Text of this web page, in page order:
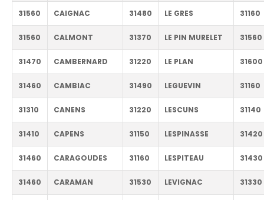
31560 CAIGNAC 31480 LE GRES 31160
31560 CALMONT 31370 LE PIN MURELET 31560
31470 CAMBERNARD 31220 LE PLAN 31600
31460 CAMBIAC 31490 LEGUEVIN 31160
31310 CANENS 31220 LESCUNS 31140
31410 CAPENS 31150 LESPINASSE 31420
31460 CARAGOUDES 31160 LESPITEAU 31430
31460 CARAMAN 31530 LEVIGNAC 31330